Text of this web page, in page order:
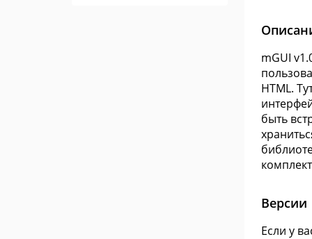
mGUI
HTML.
быть
Версии
Если у